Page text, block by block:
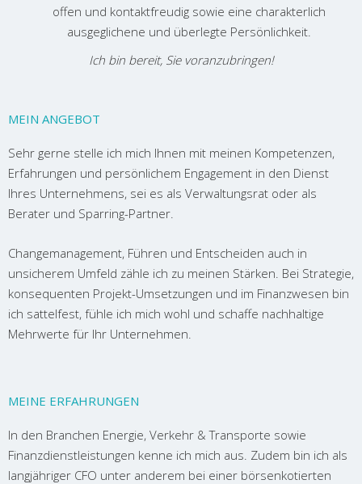
offen und kontaktfreudig sowie eine charakterlich
ausgeglichene und überlegte Persönlichkeit.
Ich bin bereit, Sie voranzubringen!
MEIN ANGEBOT
Sehr gerne stelle ich mich Ihnen mit meinen Kompetenzen,
Erfahrungen und persönlichem Engagement in den Dienst
Ihres Unternehmens, sei es als Verwaltungsrat oder als
Berater und Sparring-Partner.
Changemanagement, Führen und Entscheiden auch in
unsicherem Umfeld zähle ich zu meinen Stärken. Bei Strategie,
konsequenten Projekt-Umsetzungen und im Finanzwesen bin
ich sattelfest, fühle ich mich wohl und schaffe nachhaltige
Mehrwerte für Ihr Unternehmen.
MEINE ERFAHRUNGEN
In den Branchen Energie, Verkehr & Transporte sowie
Finanzdienstleistungen kenne ich mich aus. Zudem bin ich als
langjähriger CFO unter anderem bei einer börsenkotierten